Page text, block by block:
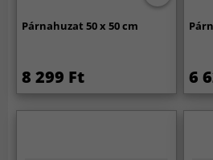
Párnahuzat 50 x 50 cm
8 299 Ft 6